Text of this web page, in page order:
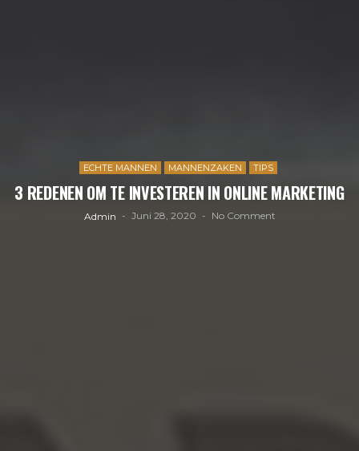
ECHTE MANNEN MANNENZAKEN TIPS
3 REDENEN OM TE INVESTEREN IN ONLINE MARKETING
Admin Juni 28, 2020 No Comment